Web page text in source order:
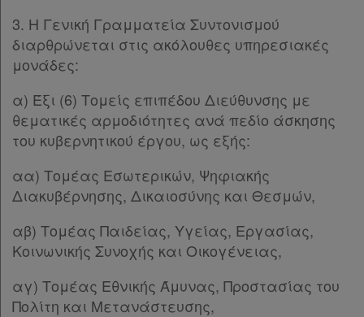
3. Η Γενική Γραμματεία Συντονισμού
διαρθρώνεται στις ακόλουθες υπηρεσιακές
μονάδες:
α) Έξι (6) Τομείς επιπέδου Διεύθυνσης με
θεματικές αρμοδιότητες ανά πεδίο άσκησης
του κυβερνητικού έργου, ως εξής:
αα) Τομέας Εσωτερικών, Ψηφιακής
Διακυβέρνησης, Δικαιοσύνης και Θεσμών,
αβ) Τομέας Παιδείας, Υγείας, Εργασίας,
Κοινωνικής Συνοχής και Οικογένειας,
αγ) Τομέας Εθνικής Άμυνας, Προστασίας του
Πολίτη και Μετανάστευσης,